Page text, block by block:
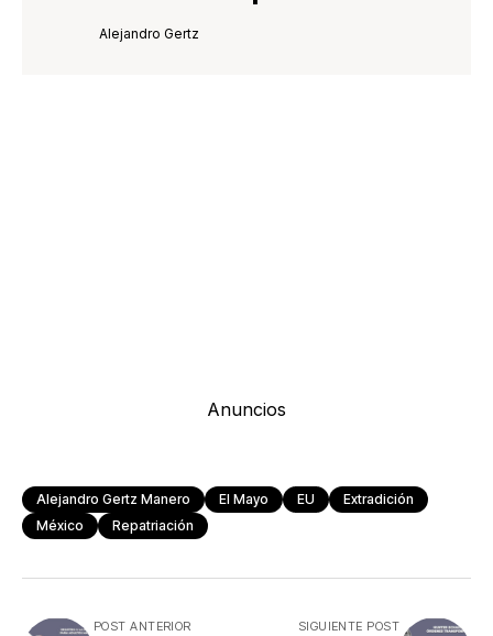
Alejandro Gertz
Anuncios
Alejandro Gertz Manero El Mayo EU
Extradición
México
Repatriación
POST ANTERIOR SIGUIENTE POST